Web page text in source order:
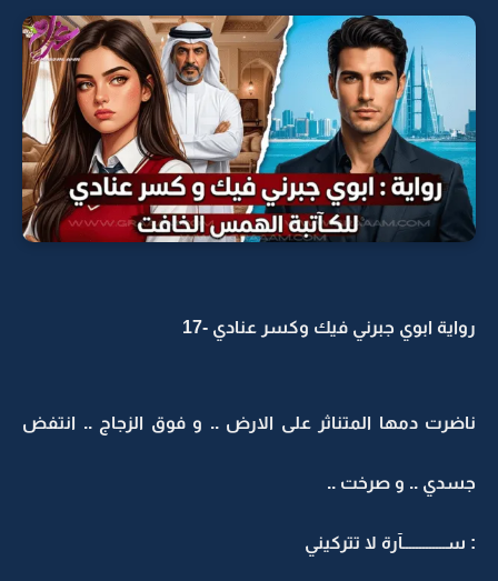
رواية ابوي جبرني فيك وكسر عنادي -17
ناضرت دمها المتناثر على الارض .. و فوق الزجاج .. انتفض
جسدي .. و صرخت ..
: ســـــــــــــآرة لا تتركيني